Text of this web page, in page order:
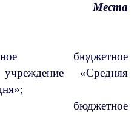
спорта.Места
бюджетное
учреждение «Средняя
Рудня»;
бюджетное